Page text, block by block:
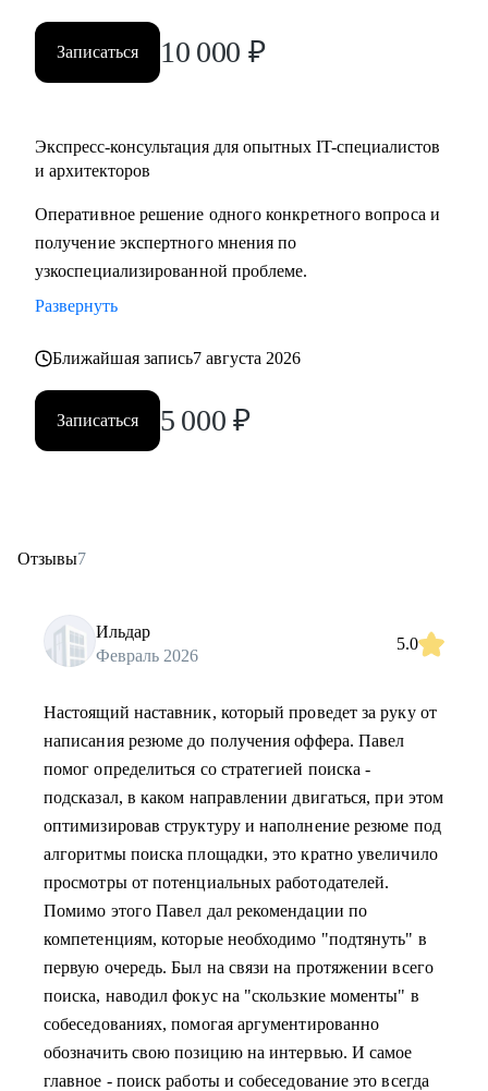
Записаться 10 000 ₽
Экспресс-консультация для опытных IT-специалистов
и архитекторов
Оперативное решение одного конкретного вопроса и
получение экспертного мнения по
узкоспециализированной проблеме.
Развернуть
Ближайшая запись7 августа 2026
Записаться 5 000 ₽
Отзывы7
Ильдар
Февраль 2026
5.0
Настоящий наставник, который проведет за руку от
написания резюме до получения оффера. Павел
помог определиться со стратегией поиска -
подсказал, в каком направлении двигаться, при этом
оптимизировав структуру и наполнение резюме под
алгоритмы поиска площадки, это кратно увеличило
просмотры от потенциальных работодателей.
Помимо этого Павел дал рекомендации по
компетенциям, которые необходимо "подтянуть" в
первую очередь. Был на связи на протяжении всего
поиска, наводил фокус на "скользкие моменты" в
собеседованиях, помогая аргументированно
обозначить свою позицию на интервью. И самое
главное - поиск работы и собеседование это всегда